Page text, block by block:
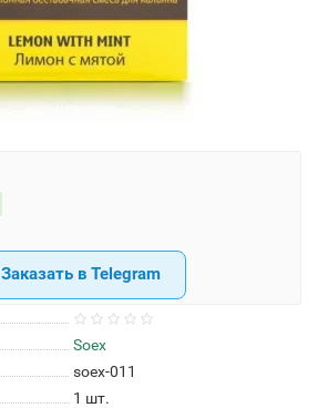
Soex
soex-011
1 шт.
Заказать в Telegram